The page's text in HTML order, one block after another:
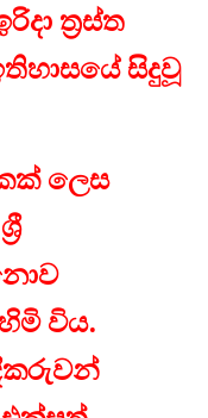
ත්‍රස්ත
සිදුවූ
ලෙස
විය.